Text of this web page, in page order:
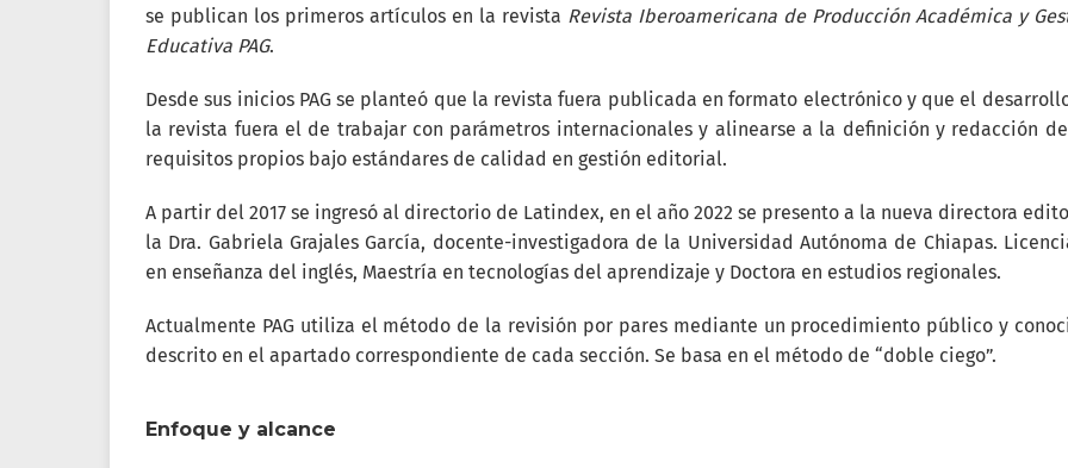
se publican los primeros artículos en la revista Revista Iberoamericana de Producción Académica y
Educativa PAG.
Desde sus inicios PAG se planteó que la revista fuera publicada en formato electrónico y que el
la revista fuera el de trabajar con parámetros internacionales y alinearse a la definición y redacción
requisitos propios bajo estándares de calidad en gestión editorial.
A partir del 2017 se ingresó al directorio de Latindex, en el año 2022 se presento a la nueva directora
la Dra. Gabriela Grajales García, docente-investigadora de la Universidad Autónoma de Chiapas.
en enseñanza del inglés, Maestría en tecnologías del aprendizaje y Doctora en estudios regionales.
Actualmente PAG utiliza el método de la revisión por pares mediante un procedimiento público y
descrito en el apartado correspondiente de cada sección. Se basa en el método de “doble ciego”.
Enfoque y alcance